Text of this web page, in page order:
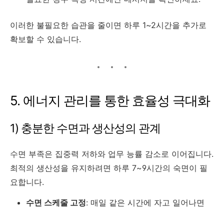
이러한 불필요한 습관을 줄이면 하루 1~2시간을 추가로
확보할 수 있습니다.
5. 에너지 관리를 통한 효율성 극대화
1) 충분한 수면과 생산성의 관계
수면 부족은 집중력 저하와 업무 능률 감소로 이어집니다.
최적의 생산성을 유지하려면 하루 7~9시간의 숙면이 필
요합니다.
수면 스케줄 고정: 매일 같은 시간에 자고 일어나면